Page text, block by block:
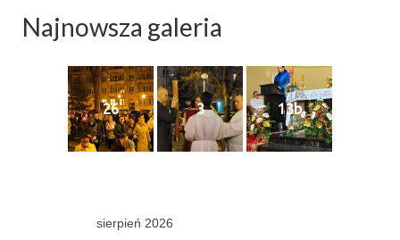
Najnowsza galeria
26 3 13b
sierpień 2026